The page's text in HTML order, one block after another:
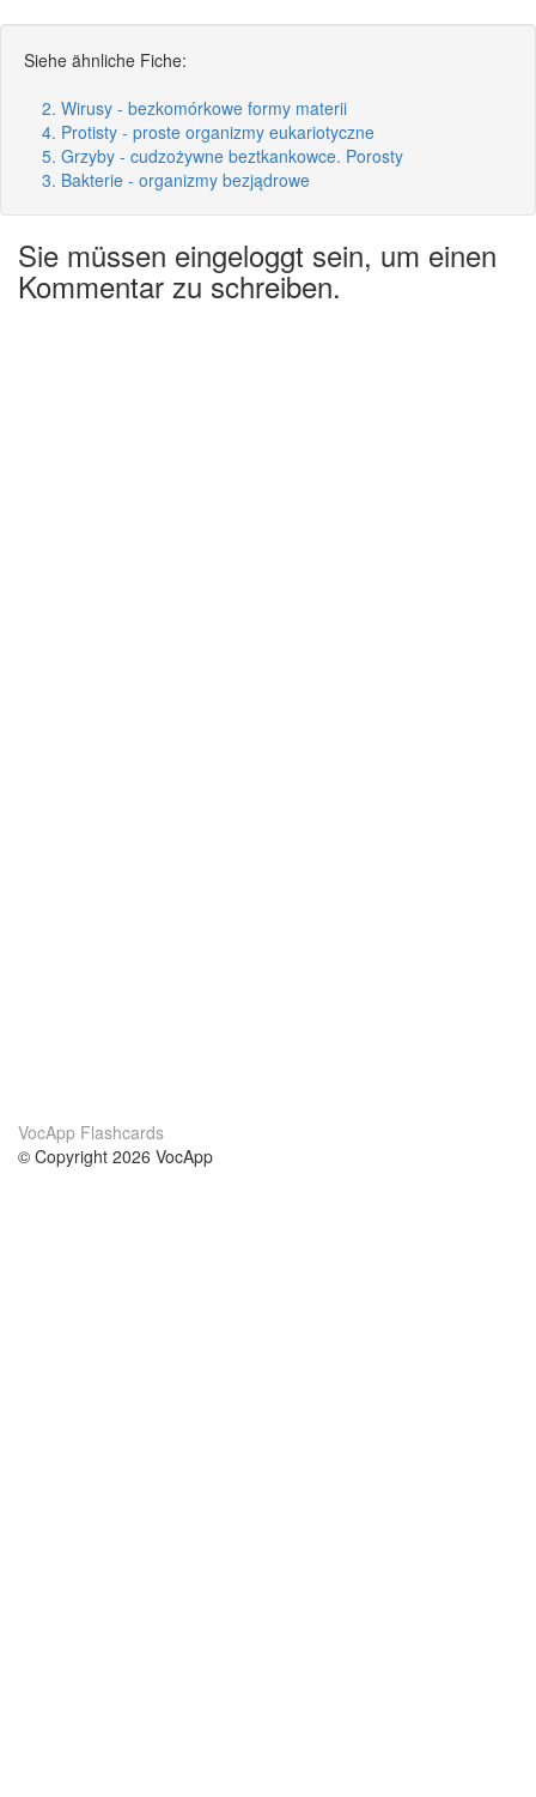
Siehe ähnliche Fiche:
2. Wirusy - bezkomórkowe formy materii
4. Protisty - proste organizmy eukariotyczne
5. Grzyby - cudzożywne beztkankowce. Porosty
3. Bakterie - organizmy bezjądrowe
Sie müssen eingeloggt sein, um einen
Kommentar zu schreiben.
VocApp Flashcards
© Copyright 2026 VocApp